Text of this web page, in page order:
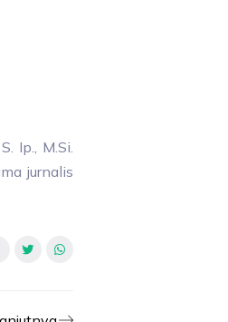
Ip., M.Si.
jurnalis